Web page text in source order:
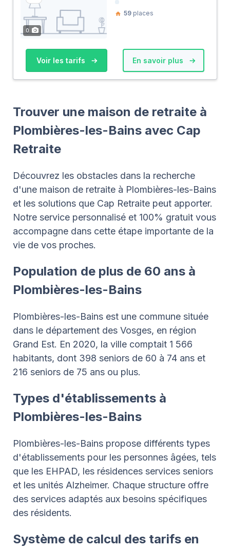
0
59 places
Voir les tarifs En savoir plus
Trouver une maison de retraite à
Plombières-les-Bains avec Cap
Retraite
Découvrez les obstacles dans la recherche
d'une maison de retraite à Plombières-les-Bains
et les solutions que Cap Retraite peut apporter.
Notre service personnalisé et 100% gratuit vous
accompagne dans cette étape importante de la
vie de vos proches.
Population de plus de 60 ans à
Plombières-les-Bains
Plombières-les-Bains est une commune située
dans le département des Vosges, en région
Grand Est. En 2020, la ville comptait 1 566
habitants, dont 398 seniors de 60 à 74 ans et
216 seniors de 75 ans ou plus.
Types d'établissements à
Plombières-les-Bains
Plombières-les-Bains propose différents types
d'établissements pour les personnes âgées, tels
que les EHPAD, les résidences services seniors
et les unités Alzheimer. Chaque structure offre
des services adaptés aux besoins spécifiques
des résidents.
Système de calcul des tarifs en